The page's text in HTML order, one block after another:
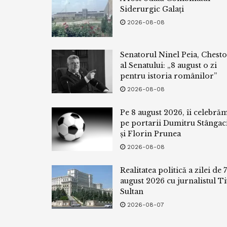
Siderurgic Galați
2026-08-08
Senatorul Ninel Peia,
al Senatului: „8 august o zi
pentru istoria românilor”
2026-08-08
Pe 8 august 2026, îi
pe portarii Dumitru
și Florin Prunea
2026-08-08
Realitatea politică a zilei de 7
august 2026 cu jurnalistul
Sultan
2026-08-07